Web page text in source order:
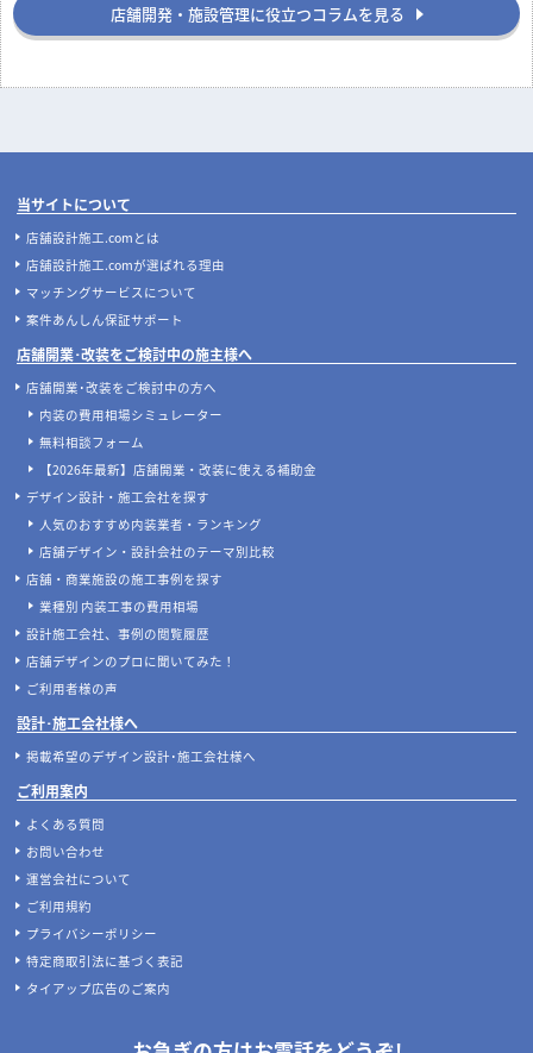
店舗開発・施設管理に役立つコラムを見る
当サイトについて
店舗設計施工.comとは
店舗設計施工.comが選ばれる理由
マッチングサービスについて
案件あんしん保証サポート
店舗開業･改装をご検討中の施主様へ
店舗開業･改装をご検討中の方へ
内装の費用相場シミュレーター
無料相談フォーム
【2026年最新】店舗開業・改装に使える補助金
デザイン設計・施工会社を探す
人気のおすすめ内装業者・ランキング
店舗デザイン・設計会社のテーマ別比較
店舗・商業施設の施工事例を探す
業種別 内装工事の費用相場
設計施工会社、事例の閲覧履歴
店舗デザインのプロに聞いてみた！
ご利用者様の声
設計･施工会社様へ
掲載希望のデザイン設計･施工会社様へ
ご利用案内
よくある質問
お問い合わせ
運営会社について
ご利用規約
プライバシーポリシー
特定商取引法に基づく表記
タイアップ広告のご案内